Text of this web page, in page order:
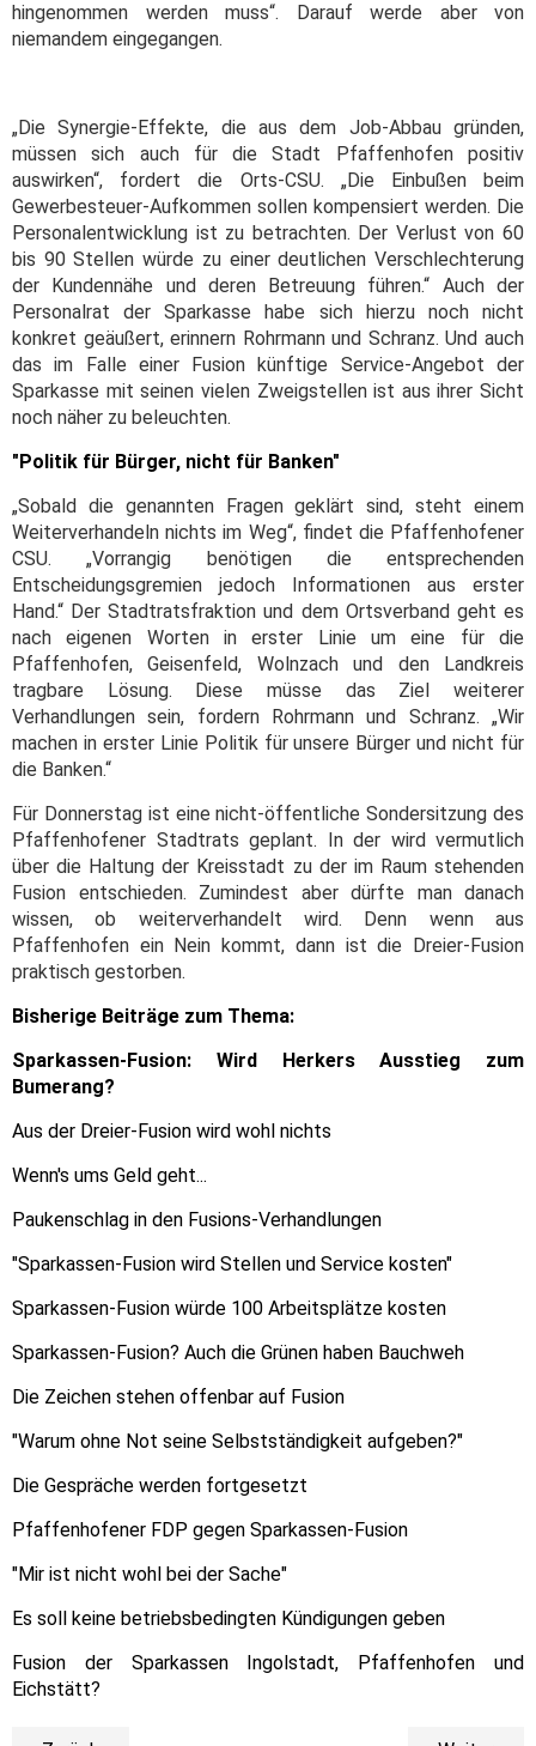
hingenommen werden muss“. Darauf werde aber von
niemandem eingegangen.
„Die Synergie-Effekte, die aus dem Job-Abbau gründen,
müssen sich auch für die Stadt Pfaffenhofen positiv
auswirken“, fordert die Orts-CSU. „Die Einbußen beim
Gewerbesteuer-Aufkommen sollen kompensiert werden. Die
Personalentwicklung ist zu betrachten. Der Verlust von 60
bis 90 Stellen würde zu einer deutlichen Verschlechterung
der Kundennähe und deren Betreuung führen.“ Auch der
Personalrat der Sparkasse habe sich hierzu noch nicht
konkret geäußert, erinnern Rohrmann und Schranz. Und auch
das im Falle einer Fusion künftige Service-Angebot der
Sparkasse mit seinen vielen Zweigstellen ist aus ihrer Sicht
noch näher zu beleuchten.
"Politik für Bürger, nicht für Banken"
„Sobald die genannten Fragen geklärt sind, steht einem
Weiterverhandeln nichts im Weg“, findet die Pfaffenhofener
CSU. „Vorrangig benötigen die entsprechenden
Entscheidungsgremien jedoch Informationen aus erster
Hand.“ Der Stadtratsfraktion und dem Ortsverband geht es
nach eigenen Worten in erster Linie um eine für die
Pfaffenhofen, Geisenfeld, Wolnzach und den Landkreis
tragbare Lösung. Diese müsse das Ziel weiterer
Verhandlungen sein, fordern Rohrmann und Schranz. „Wir
machen in erster Linie Politik für unsere Bürger und nicht für
die Banken.“
Für Donnerstag ist eine nicht-öffentliche Sondersitzung des
Pfaffenhofener Stadtrats geplant. In der wird vermutlich
über die Haltung der Kreisstadt zu der im Raum stehenden
Fusion entschieden. Zumindest aber dürfte man danach
wissen, ob weiterverhandelt wird. Denn wenn aus
Pfaffenhofen ein Nein kommt, dann ist die Dreier-Fusion
praktisch gestorben.
Bisherige Beiträge zum Thema:
Sparkassen-Fusion: Wird Herkers Ausstieg zum
Bumerang?
Aus der Dreier-Fusion wird wohl nichts
Wenn's ums Geld geht...
Paukenschlag in den Fusions-Verhandlungen
"Sparkassen-Fusion wird Stellen und Service kosten"
Sparkassen-Fusion würde 100 Arbeitsplätze kosten
Sparkassen-Fusion? Auch die Grünen haben Bauchweh
Die Zeichen stehen offenbar auf Fusion
"Warum ohne Not seine Selbstständigkeit aufgeben?"
Die Gespräche werden fortgesetzt
Pfaffenhofener FDP gegen Sparkassen-Fusion
"Mir ist nicht wohl bei der Sache"
Es soll keine betriebsbedingten Kündigungen geben
Fusion der Sparkassen Ingolstadt, Pfaffenhofen und
Eichstätt?